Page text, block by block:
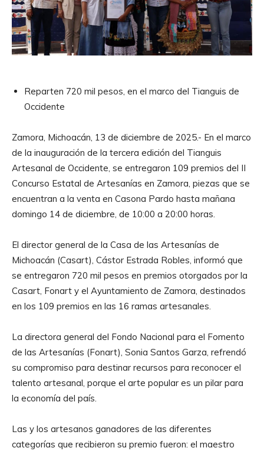
Reparten 720 mil pesos, en el marco del Tianguis de
Occidente
Zamora, Michoacán, 13 de diciembre de 2025.- En el marco
de la inauguración de la tercera edición del Tianguis
Artesanal de Occidente, se entregaron 109 premios del II
Concurso Estatal de Artesanías en Zamora, piezas que se
encuentran a la venta en Casona Pardo hasta mañana
domingo 14 de diciembre, de 10:00 a 20:00 horas.
El director general de la Casa de las Artesanías de
Michoacán (Casart), Cástor Estrada Robles, informó que
se entregaron 720 mil pesos en premios otorgados por la
Casart, Fonart y el Ayuntamiento de Zamora, destinados
en los 109 premios en las 16 ramas artesanales.
La directora general del Fondo Nacional para el Fomento
de las Artesanías (Fonart), Sonia Santos Garza, refrendó
su compromiso para destinar recursos para reconocer el
talento artesanal, porque el arte popular es un pilar para
la economía del país.
Las y los artesanos ganadores de las diferentes
categorías que recibieron su premio fueron: el maestro